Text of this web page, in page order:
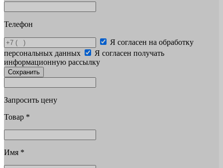
Телефон
Я согласен на обработку
персональных данных
Я согласен получать
информационную рассылку
Сохранить
Запросить цену
Товар *
Имя *